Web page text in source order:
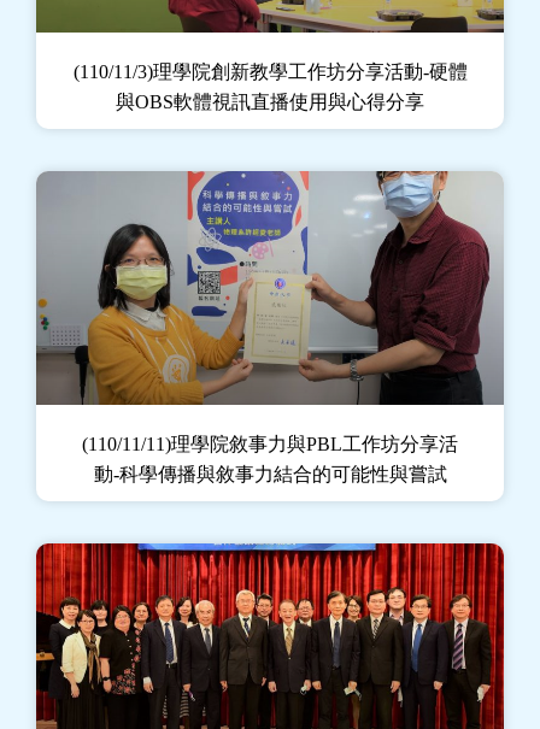
(110/11/3)理學院創新教學工作坊分享活動-硬體
與OBS軟體視訊直播使用與心得分享
(110/11/11)理學院敘事力與PBL工作坊分享活
動-科學傳播與敘事力結合的可能性與嘗試